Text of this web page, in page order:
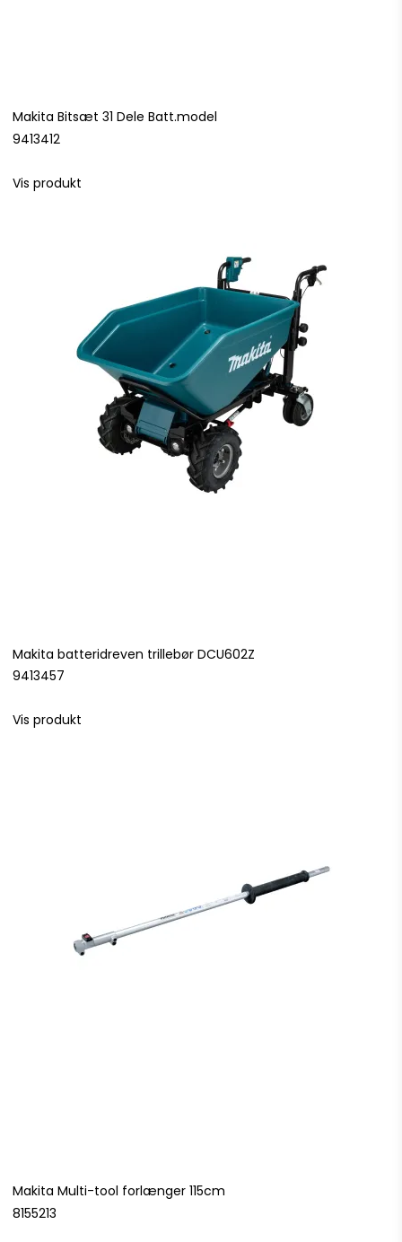
Makita Bitsæt 31 Dele Batt.model
9413412
Vis produkt
Makita batteridreven trillebør DCU602Z
9413457
Vis produkt
Makita Multi-tool forlænger 115cm
8155213